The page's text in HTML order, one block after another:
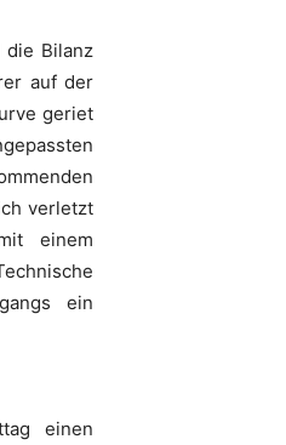
die Bilanz
auf der
geriet
verletzt
einem
ein
einen